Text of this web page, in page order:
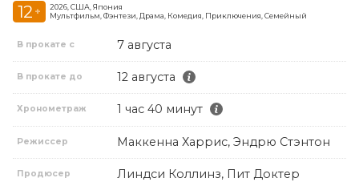
12 +
2026, США, Япония
Мультфильм, Фэнтези, Драма, Комедия, Приключения, Семейный
В прокате с 7 августа
В прокате до 12 августа
Хронометраж 1 час 40 минут
Режиссер Маккенна Харрис, Эндрю Стэнтон
Продюсер Линдси Коллинз, Пит Доктер